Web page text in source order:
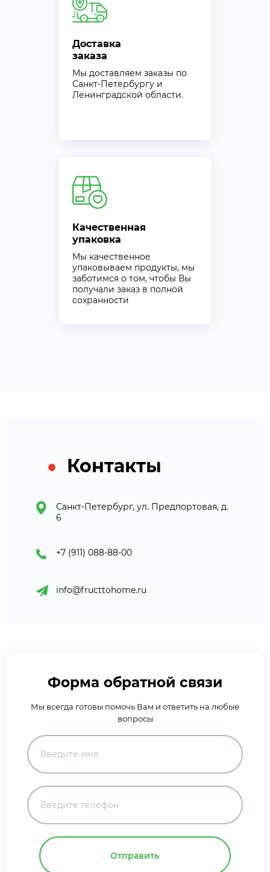
Доставка
заказа
Мы доставляем заказы по
Санкт-Петербургу и
Ленинградской области.
Качественная
упаковка
Мы качественное
упаковываем продукты, мы
заботимся о том, чтобы Вы
получали заказ в полной
сохранности
Контакты
Санкт-Петербург, ул. Предпортовая, д.
6
+7 (911) 088-88-00
info@fructtohome.ru
Форма обратной связи
Мы всегда готовы помочь Вам и ответить на любые
вопросы
Отправить